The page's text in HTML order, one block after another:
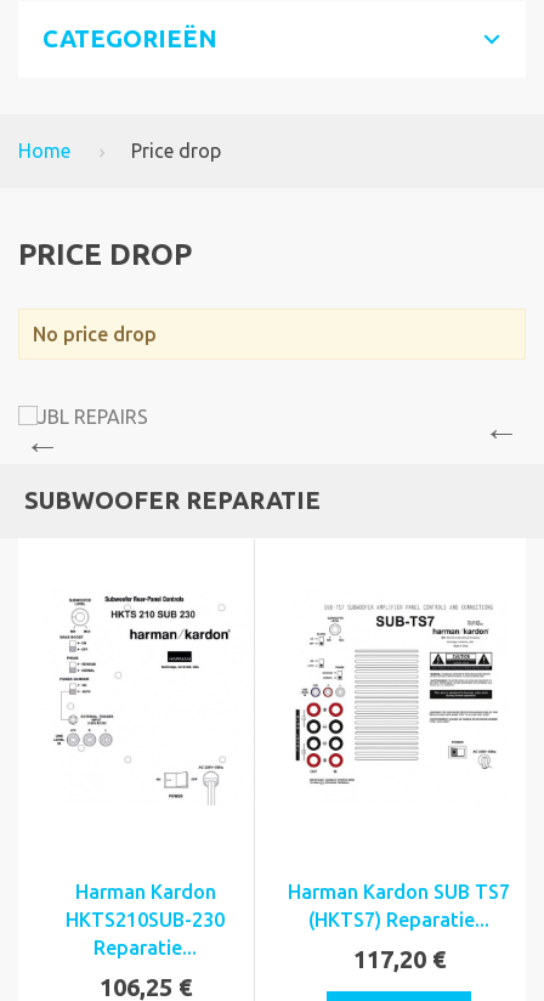
CATEGORIEËN
Home Price drop
PRICE DROP
No price drop
SUBWOOFER REPARATIE
Harman Kardon
HKTS210SUB-230
Reparatie...
106,25 €
Harman Kardon SUB TS7
(HKTS7) Reparatie...
117,20 €